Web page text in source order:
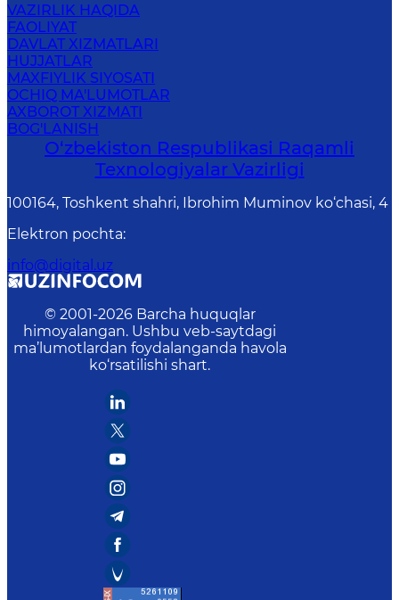
VAZIRLIK HAQIDA
FAOLIYAT
DAVLAT XIZMATLARI
HUJJATLAR
MAXFIYLIK SIYOSATI
OCHIQ MA'LUMOTLAR
AXBOROT XIZMATI
BOG'LANISH
O‘zbekiston Respublikasi Raqamli
Texnologiyalar Vazirligi
100164, Toshkent shahri, Ibrohim Muminov ko‘chasi, 4
Elektron pochta:
info@digital.uz
© 2001-2026 Barcha huquqlar
himoyalangan. Ushbu veb-saytdagi
ma’lumotlardan foydalanganda havola
ko‘rsatilishi shart.